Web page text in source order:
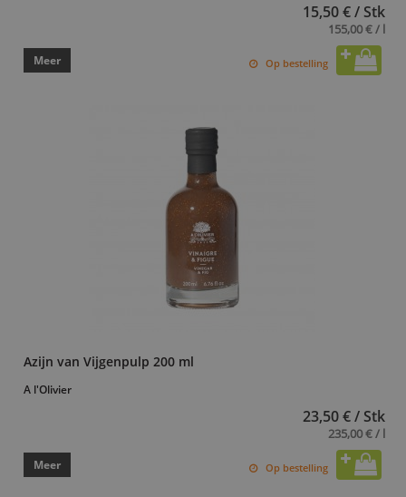
15,50 € / Stk
155,00 € / l
Meer Op bestelling
Azijn van Vijgenpulp 200 ml
A l'Olivier
23,50 € / Stk
235,00 € / l
Meer Op bestelling